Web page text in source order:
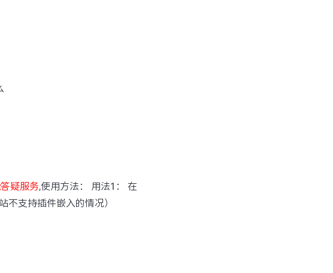
疑服务,使用方法： 用法1： 在
不支持插件嵌入的情况）